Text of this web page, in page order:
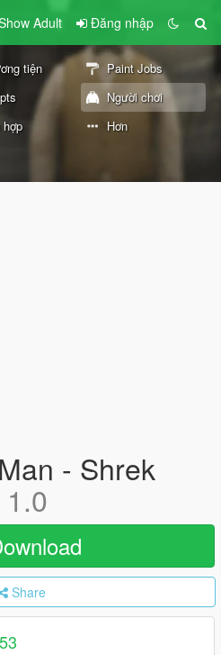
Adult Đăng nhập
tiện
Paint Jobs
Người chơi
hợp Hơn
- Shrek
1.0
Share